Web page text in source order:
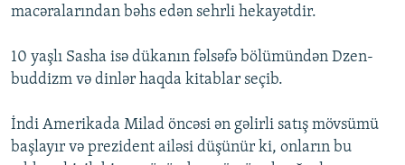
macəralarından bəhs edən sehrli hekayətdir.
10 yaşlı Sasha isə dükanın fəlsəfə bölümündən Dzen-
buddizm və dinlər haqda kitablar seçib.
İndi Amerikada Milad öncəsi ən gəlirli satış mövsümü
başlayır və prezident ailəsi düşünür ki, onların bu